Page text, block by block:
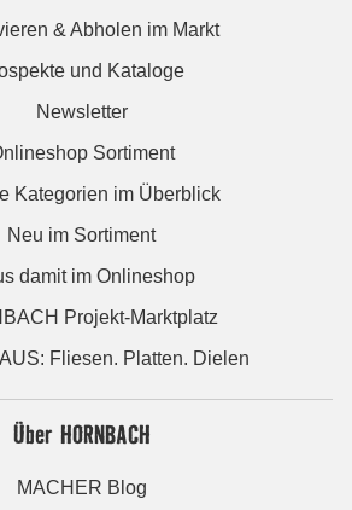
& Abholen im Markt
und Kataloge
Newsletter
Sortiment
Kategorien im Überblick
Neu im Sortiment
damit im Onlineshop
Projekt-Marktplatz
Fliesen. Platten. Dielen
Über HORNBACH
MACHER Blog